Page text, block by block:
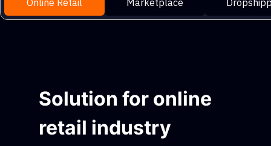
Online Retail Marketplace
Solution for online
retail industry